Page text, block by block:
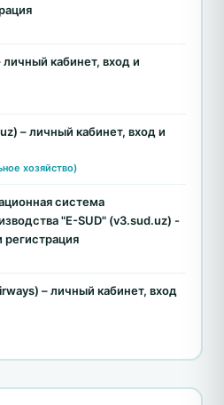
кабинет, вход и
– личный кабинет, вход и
хозяйство)
система
"E-SUD" (v3.sud.uz) -
регистрация
– личный кабинет, вход